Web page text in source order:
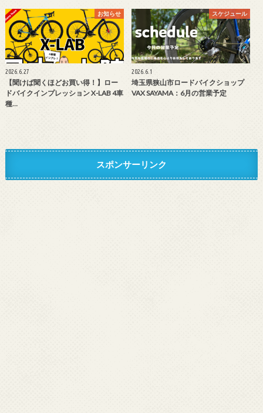
お知らせ
2026.6.27
【聞けば聞くほどお買い得！】ロー
ドバイクインプレッション X-LAB 4車
種…
スケジュール
2026.6.1
埼玉県狭山市ロードバイクショップ
VAX SAYAMA：6月の営業予定
スポンサーリンク